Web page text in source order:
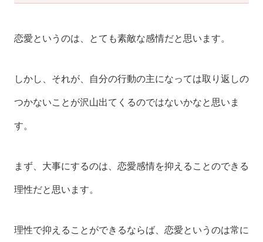
恋愛というのは、とても素敵な感情だと思います。
しかし、それが、自分の行動の主になっては取り返しの
つかないことが沢山出てくるのではないかなと思いま
す。
まず、大事にするのは、恋愛感情を抑えることのできる
理性だと思います。
理性で抑えることができるならば、恋愛というのは常に